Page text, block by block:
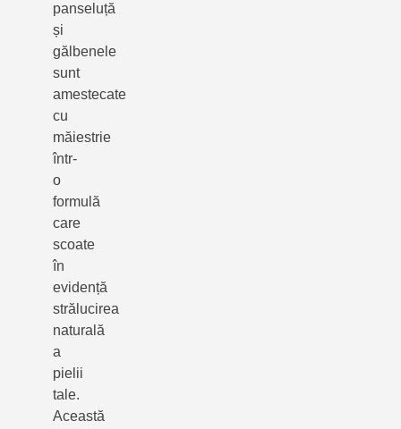
panseluță
și
gălbenele
sunt
amestecate
cu
măiestrie
într-
o
formulă
care
scoate
în
evidență
strălucirea
naturală
a
pielii
tale.
Această